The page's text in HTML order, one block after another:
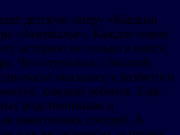
детскую оперу «Кошкин
«Зазеркалье». Каждое новое
историю не только в книге,
Что случилось с богатой
оказалась у разбитого
каждый ребенок. Еще
родственников и
зажиточных соседей. А